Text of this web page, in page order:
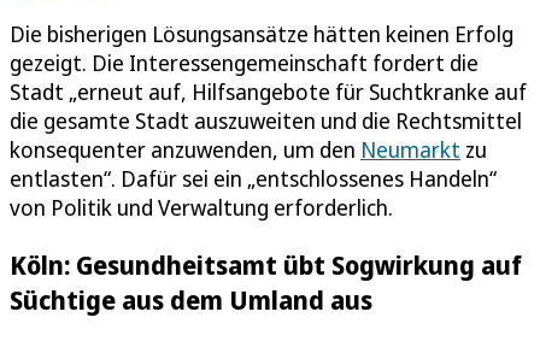
Die bisherigen Lösungsansätze hätten keinen Erfolg
gezeigt. Die Interessengemeinschaft fordert die
Stadt „erneut auf, Hilfsangebote für Suchtkranke auf
die gesamte Stadt auszuweiten und die Rechtsmittel
konsequenter anzuwenden, um den Neumarkt zu
entlasten“. Dafür sei ein „entschlossenes Handeln“
von Politik und Verwaltung erforderlich.
Köln: Gesundheitsamt übt Sogwirkung auf
Süchtige aus dem Umland aus